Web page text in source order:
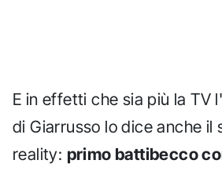
E in effetti che sia più la TV
di Giarrusso lo dice anche il
reality: primo battibecco